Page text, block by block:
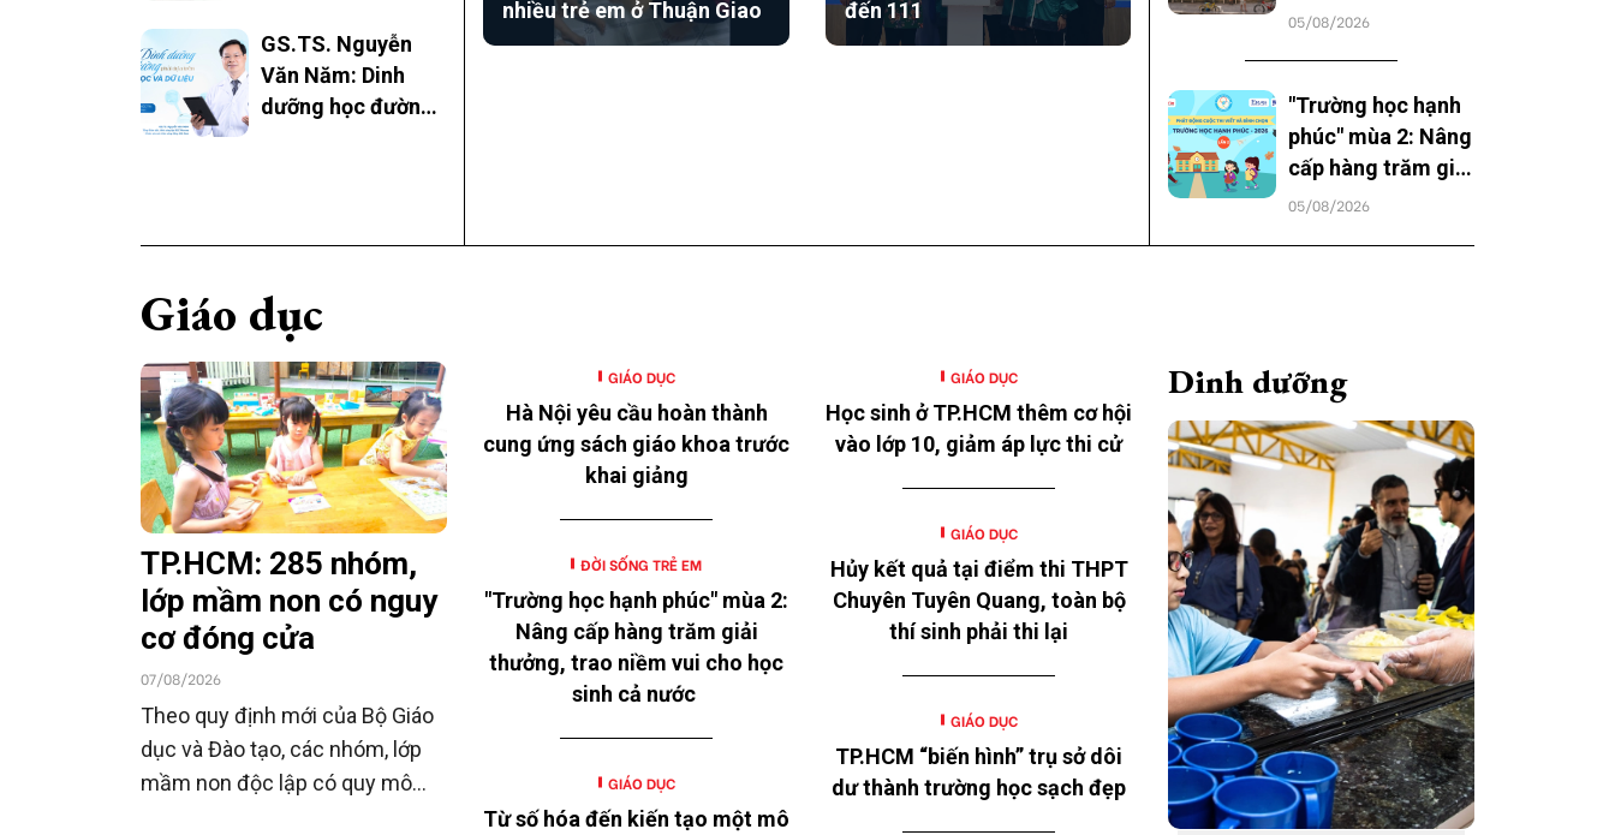
nhiều trẻ em ở Thuận Giao
đến 111
GS.TS. Nguyễn
Văn Năm: Dinh
dưỡng học đường
05/08/2026
"Trường học hạnh
phúc" mùa 2: Nâng
cấp hàng trăm giải
thưởng, trao niềm
05/08/2026
Giáo dục
TP.HCM: 285 nhóm,
lớp mầm non có nguy
cơ đóng cửa
07/08/2026
Theo quy định mới của Bộ Giáo
dục và Đào tạo, các nhóm, lớp
mầm non độc lập có quy mô
Dinh dưỡng
GIÁO DỤC
Hà Nội yêu cầu hoàn thành
cung ứng sách giáo khoa trước
khai giảng
ĐỜI SỐNG TRẺ EM
"Trường học hạnh phúc" mùa 2:
Nâng cấp hàng trăm giải
thưởng, trao niềm vui cho học
sinh cả nước
GIÁO DỤC
Từ số hóa đến kiến tạo một mô
GIÁO DỤC
Học sinh ở TP.HCM thêm cơ hội
vào lớp 10, giảm áp lực thi cử
GIÁO DỤC
Hủy kết quả tại điểm thi THPT
Chuyên Tuyên Quang, toàn bộ
thí sinh phải thi lại
GIÁO DỤC
TP.HCM “biến hình” trụ sở dôi
dư thành trường học sạch đẹp